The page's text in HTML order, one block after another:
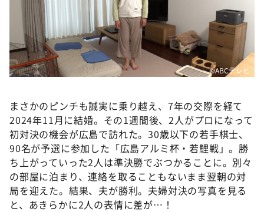
©ABCテレビ
まさかのピンチも誠実に乗り越え、7年の交際を経て
2024年11月に結婚。その1週間後、2人がプロになって
初対決の機会が広島で訪れた。30歳以下の若手棋士、
90名が予選に参加した「広島アルミ杯・若鯉戦」。勝
ち上がっていった2人は準決勝でぶつかることに。別々
の部屋に泊まり、連絡を取ることもないまま翌朝の対
局を迎えた。結果、夫が勝利。夫婦対決の写真を見る
と、あきらかに2人の表情に差が…！